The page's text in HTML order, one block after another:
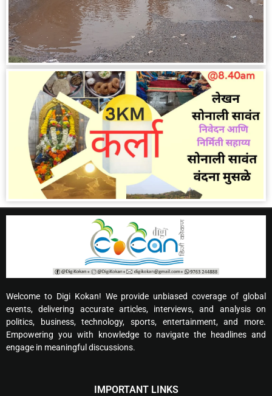
Welcome to Digi Kokan! We provide unbiased coverage of global
events, delivering accurate articles, interviews, and analysis on
politics, business, technology, sports, entertainment, and more.
Empowering you with knowledge to navigate the headlines and
engage in meaningful discussions.
IMPORTANT LINKS